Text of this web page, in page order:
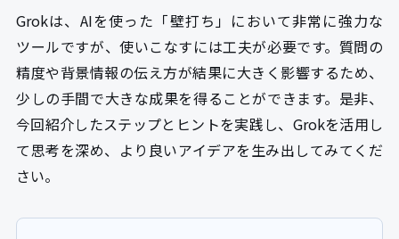
Grokは、AIを使った「壁打ち」において非常に強力な
ツールですが、使いこなすには工夫が必要です。質問の
精度や背景情報の伝え方が結果に大きく影響するため、
少しの手間で大きな成果を得ることができます。是非、
今回紹介したステップとヒントを実践し、Grokを活用し
て思考を深め、より良いアイデアを生み出してみてくだ
さい。